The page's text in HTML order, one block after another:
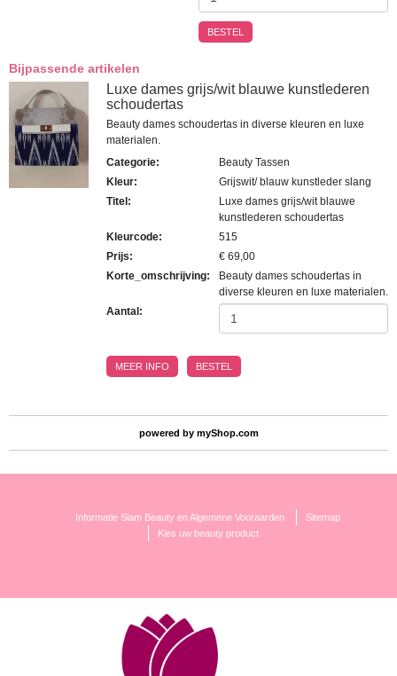
BESTEL
Bijpassende artikelen
Luxe dames grijs/wit blauwe kunstlederen
schoudertas
Beauty dames schoudertas in diverse kleuren en luxe
materialen.
Categorie:
Beauty Tassen
Kleur:
Grijswit/ blauw kunstleder slang
Titel :
Luxe dames grijs/wit blauwe
kunstlederen schoudertas
Kleurcode:
515
Prijs:
€ 69,00
Korte_omschrijving:
Beauty dames schoudertas in
diverse kleuren en luxe materialen.
Aantal:
MEER INFO BESTEL
powered by myShop.com
Informatie Siam Beauty en Algemene Vooraarden
Sitemap
Kies uw beauty product